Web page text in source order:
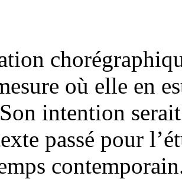
où elle en
intention
passé pour